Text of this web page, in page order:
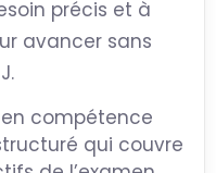
précis et à
avancer sans
compétence
qui couvre